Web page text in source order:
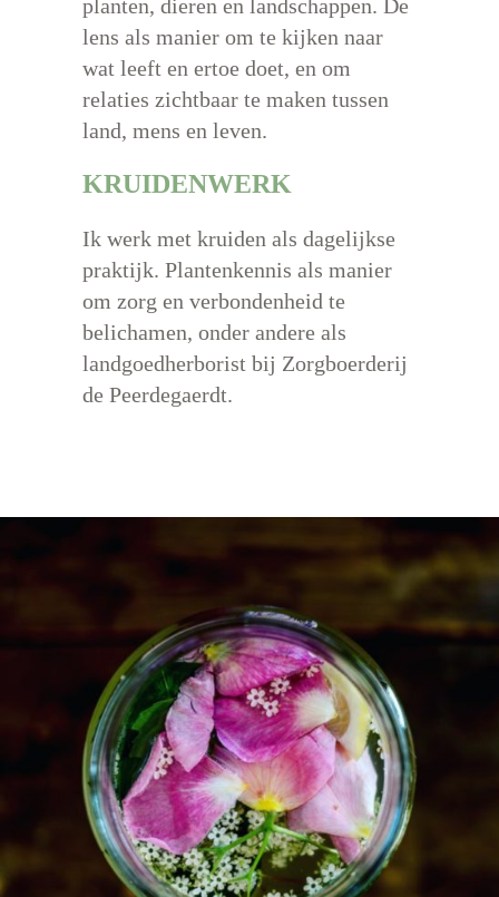
planten, dieren en landschappen. De
lens als manier om te kijken naar
wat leeft en ertoe doet, en om
relaties zichtbaar te maken tussen
land, mens en leven.
KRUIDENWERK
Ik werk met kruiden als dagelijkse
praktijk. Plantenkennis als manier
om zorg en verbondenheid te
belichamen, onder andere als
landgoedherborist bij Zorgboerderij
de Peerdegaerdt.